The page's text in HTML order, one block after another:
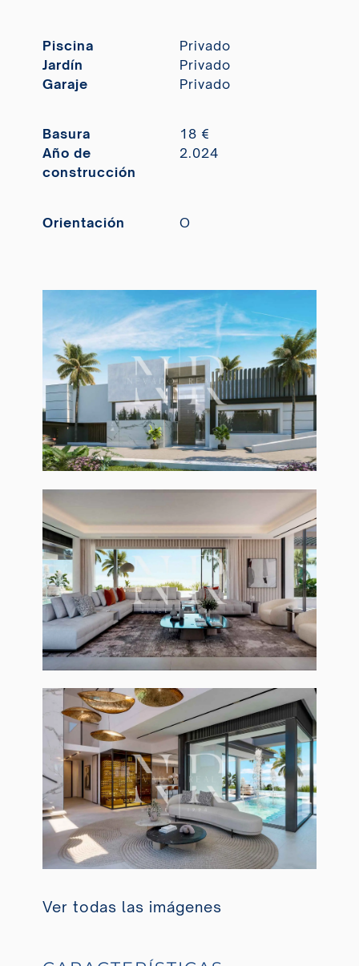
Piscina
Privado
Jardín
Privado
Garaje
Privado
Basura
18 €
Año de
construcción
2.024
Orientación O
Ver todas las imágenes